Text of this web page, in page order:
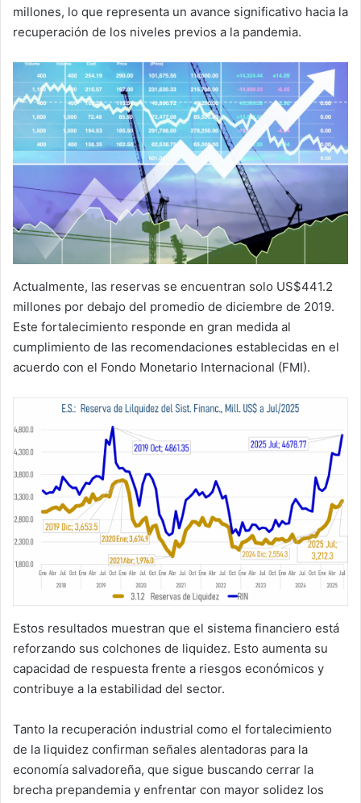
millones, lo que representa un avance significativo hacia la
recuperación de los niveles previos a la pandemia.
Actualmente, las reservas se encuentran solo US$441.2
millones por debajo del promedio de diciembre de 2019.
Este fortalecimiento responde en gran medida al
cumplimiento de las recomendaciones establecidas en el
acuerdo con el Fondo Monetario Internacional (FMI).
Estos resultados muestran que el sistema financiero está
reforzando sus colchones de liquidez. Esto aumenta su
capacidad de respuesta frente a riesgos económicos y
contribuye a la estabilidad del sector.
Tanto la recuperación industrial como el fortalecimiento
de la liquidez confirman señales alentadoras para la
economía salvadoreña, que sigue buscando cerrar la
brecha prepandemia y enfrentar con mayor solidez los